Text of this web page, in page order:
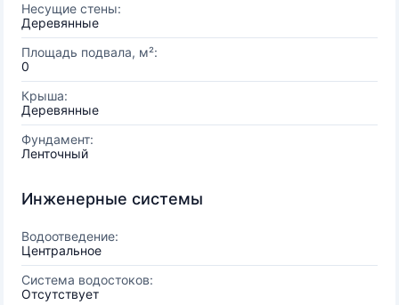
Несущие стены:
Деревянные
Площадь подвала, м²:
0
Крыша:
Деревянные
Фундамент:
Ленточный
Инженерные системы
Водоотведение:
Центральное
Система водостоков:
Отсутствует